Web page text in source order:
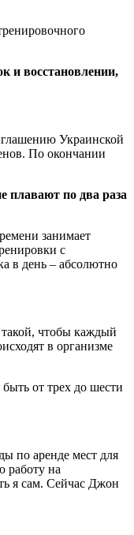
и восстановлении,
Украинской
По окончании
плавают по два раза
занимает
с
в день – абсолютно
чтобы каждый
в организме
от трех до шести
по аренде мест для
работу на
я сам. Сейчас Джон